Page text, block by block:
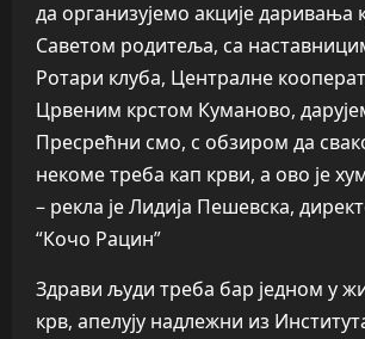
да организујемо акције даривања
Саветом родитеља, са
Ротари клуба, Централне
Црвеним крстом Куманово,
Пресрећни смо, с обзиром да
некоме треба кап крви, а ово је
– рекла је Лидија Пешевска,
“Кочо Рацин”
Здрави људи треба бар једном у
крв, апелују надлежни из